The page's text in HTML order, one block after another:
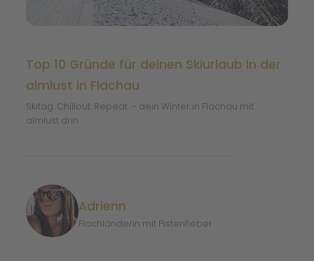
Top 10 Gründe für deinen Skiurlaub in der
almlust in Flachau
Skitag. Chillout. Repeat. – dein Winter in Flachau mit
almlust drin
Adrienn
Flachländerin mit Pistenfieber